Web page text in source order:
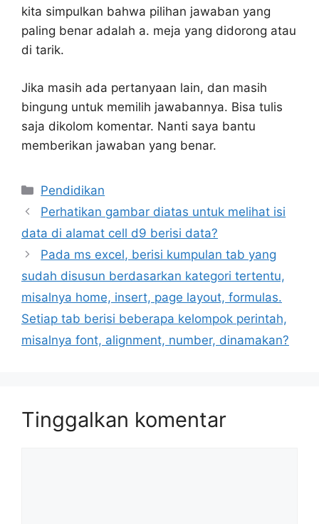
kita simpulkan bahwa pilihan jawaban yang
paling benar adalah a. meja yang didorong atau
di tarik.
Jika masih ada pertanyaan lain, dan masih
bingung untuk memilih jawabannya. Bisa tulis
saja dikolom komentar. Nanti saya bantu
memberikan jawaban yang benar.
Kategori
Pendidikan
Perhatikan gambar diatas untuk melihat isi
data di alamat cell d9 berisi data?
Pada ms excel, berisi kumpulan tab yang
sudah disusun berdasarkan kategori tertentu,
misalnya home, insert, page layout, formulas.
Setiap tab berisi beberapa kelompok perintah,
misalnya font, alignment, number, dinamakan?
Tinggalkan komentar